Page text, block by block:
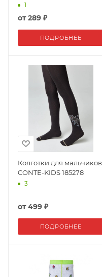
1
от289 ₽
ПОДРОБНЕЕ
Колготки для мальчиков
CONTE-KIDS 185278
3
от499 ₽
ПОДРОБНЕЕ